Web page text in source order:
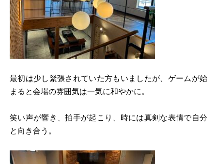
最初は少し緊張されていた方もいましたが、ゲームが始
まると会場の雰囲気は一気に和やかに。
笑い声が響き、拍手が起こり、時には真剣な表情で自分
と向き合う。